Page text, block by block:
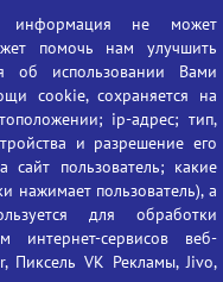
университет
18:00
90-85
не может
помочь нам улучшить
об использовании Вами
cookie, сохраняется на
ip-адрес; тип,
и разрешение его
пользователь; какие
нажимает пользователь), а
для обработки
интернет-сервисов веб-
Пиксель VK Рекламы, Jivo,